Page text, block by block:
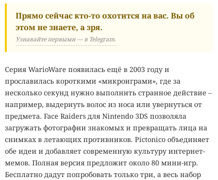
Прямо сейчас кто-то охотится на вас. Вы об
этом не знаете, а зря.
Узнавайте первыми — в Telegram.
Серия WarioWare появилась ещё в 2003 году и
прославилась короткими «микроиграми», где за
несколько секунд нужно выполнить странное действие –
например, выдернуть волос из носа или увернуться от
предмета. Face Raiders для Nintendo 3DS позволяла
загружать фотографии знакомых и превращать лица на
снимках в летающих противников. Pictonico объединяет
обе идеи и добавляет современную культуру интернет-
мемов. Полная версия предложит около 80 мини-игр.
Бесплатно дадут попробовать только три, а весь набор